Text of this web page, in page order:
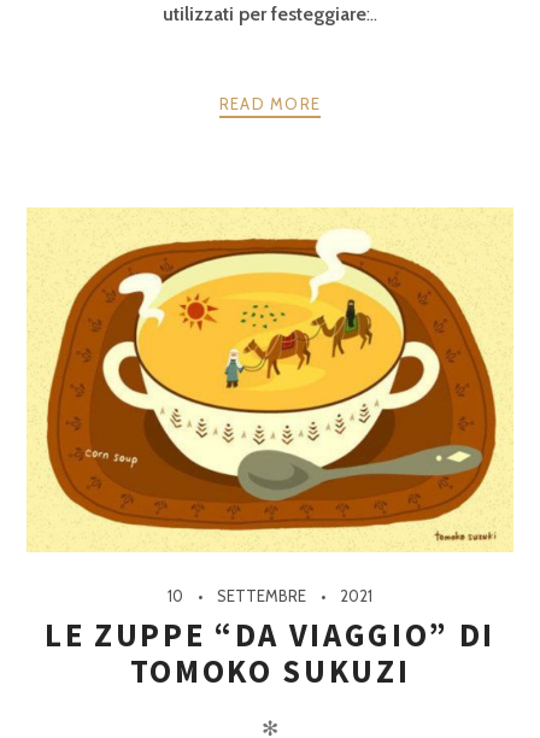
utilizzati per festeggiare:..
READ MORE
10 SETTEMBRE 2021
LE ZUPPE “DA VIAGGIO” DI
TOMOKO SUKUZI
✻